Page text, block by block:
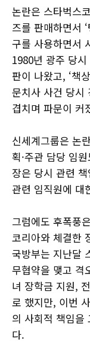
논란은 스타벅스
즈를 판매하면서
구를 사용하면서
1980년 광주 당
판이 나왔고, ‘책
문치사 사건 당시
겹치며 파문이 커
신세계그룹은 논
획·주관 담당 임
장은 당시 관련
관련 임직원에 대
그럼에도 후폭풍
코리아와 체결한
국방부는 지난달
무협약을 맺고 격
녀 장학금 지원,
로 했지만, 이번
의 사회적 책임을
다.